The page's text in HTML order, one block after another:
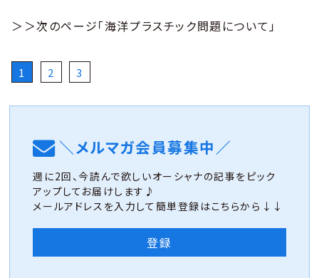
＞＞次のページ「海洋プラスチック問題について」
1 2 3
＼メルマガ会員募集中／
週に2回、今読んで欲しいオーシャナの記事をピック
アップしてお届けします♪
メールアドレスを入力して簡単登録はこちらから↓↓
登録